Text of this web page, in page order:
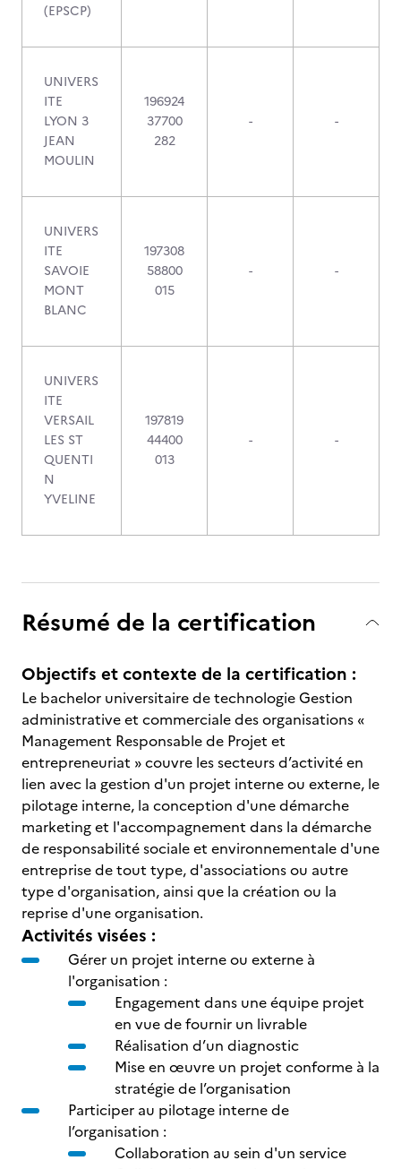
(EPSCP)
UNIVERS
ITE
LYON 3
JEAN
MOULIN
196924
37700
282
- -
UNIVERS
ITE
SAVOIE
MONT
BLANC
197308
58800
015
- -
UNIVERS
ITE
VERSAIL
LES ST
QUENTI
N
YVELINE
197819
44400
013
- -
Résumé de la certification
Objectifs et contexte de la certification :
Le bachelor universitaire de technologie Gestion
administrative et commerciale des organisations «
Management Responsable de Projet et
entrepreneuriat » couvre les secteurs d’activité en
lien avec la gestion d'un projet interne ou externe, le
pilotage interne, la conception d'une démarche
marketing et l'accompagnement dans la démarche
de responsabilité sociale et environnementale d'une
entreprise de tout type, d'associations ou autre
type d'organisation, ainsi que la création ou la
reprise d'une organisation.
Activités visées :
Gérer un projet interne ou externe à
l'organisation :
Engagement dans une équipe projet
en vue de fournir un livrable
Réalisation d’un diagnostic
Mise en œuvre un projet conforme à la
stratégie de l’organisation
Participer au pilotage interne de
l’organisation :
Collaboration au sein d'un service